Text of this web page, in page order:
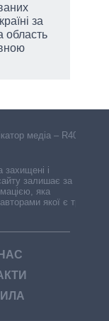
за
область
медіа – R40-
захищені і
залишає за
яка
якої є треті